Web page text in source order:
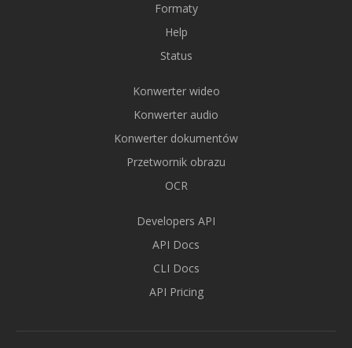
Formaty
Help
Status
Konwerter wideo
Konwerter audio
Konwerter dokumentów
Przetwornik obrazu
OCR
Developers API
API Docs
CLI Docs
API Pricing